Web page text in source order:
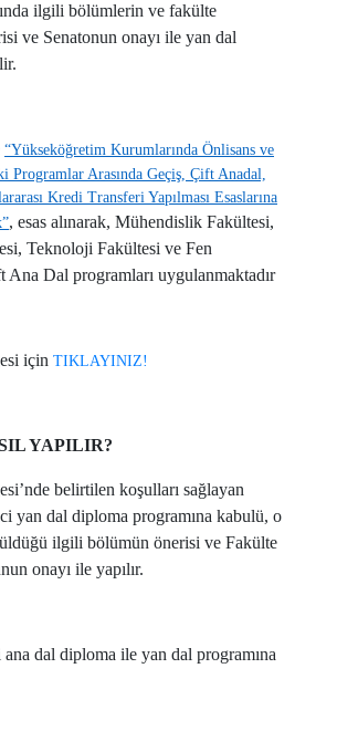
ilgili bölümlerin ve fakülte
ve Senatonun onayı ile yan dal
“Yükseköğretim Kurumlarında Önlisans ve
Programlar Arasında Geçiş, Çift Anadal,
Kredi Transferi Yapılması Esaslarına
, esas alınarak, Mühendislik Fakültesi,
Teknoloji Fakültesi ve Fen
Ana Dal programları uygulanmaktadır
için TIKLAYINIZ!
YAPILIR?
belirtilen koşulları sağlayan
yan dal diploma programına kabulü, o
ilgili bölümün önerisi ve Fakülte
onayı ile yapılır.
dal diploma ile yan dal programına